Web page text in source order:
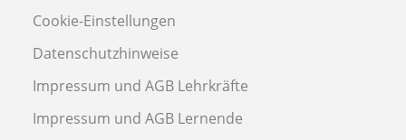
Cookie-Einstellungen
Datenschutzhinweise
Impressum und AGB Lehrkräfte
Impressum und AGB Lernende